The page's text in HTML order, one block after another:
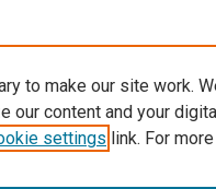
to make our site work.
our content and your
settings link. For